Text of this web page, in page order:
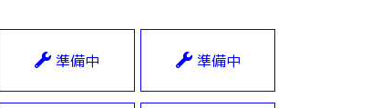
準備中 準備中